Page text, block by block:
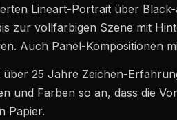
Lineart-Portrait über
zur vollfarbigen Szene mit
Auch Panel-Kompositionen
25 Jahre Zeichen-
und Farben so an, dass die
Papier.